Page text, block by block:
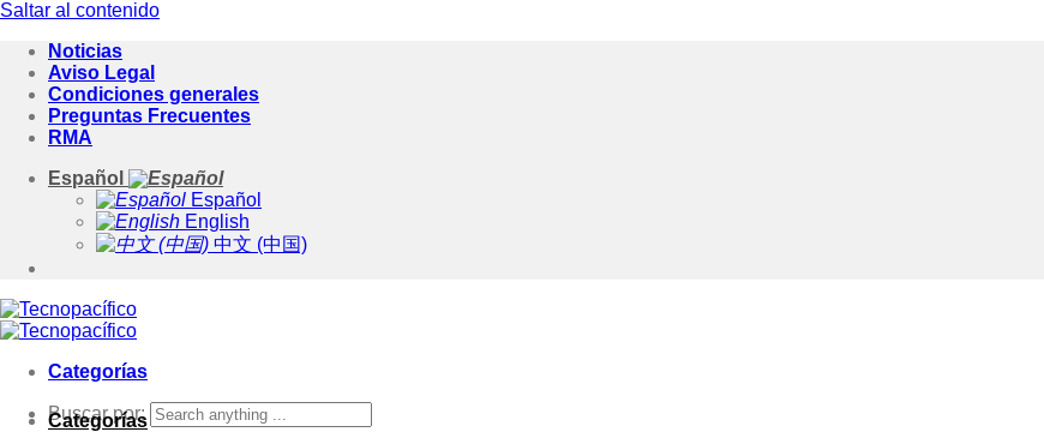
Saltar al contenido
Noticias
Aviso Legal
Condiciones generales
Preguntas Frecuentes
RMA
Español
Español
English
中文 (中国)
Categorías
Buscar por:
Categorías